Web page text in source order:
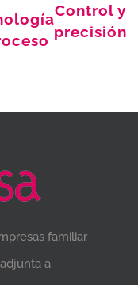
Control y
precisión
familiar
a